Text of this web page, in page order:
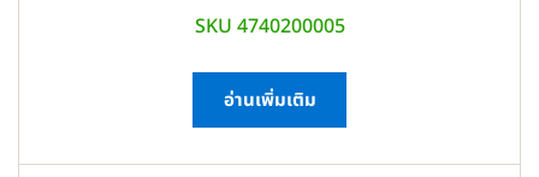
SKU 4740200005
อ่านเพิ่มเติม